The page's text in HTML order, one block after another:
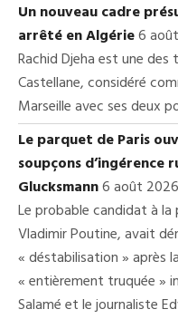
Un nouveau cadre
arrêté en Algérie6
Rachid Djeha est une
Castellane, considéré
Marseille avec ses deux
Le parquet de Paris
soupçons d’ingérence
Glucksmann6 août 2026
Le probable candidat à
Vladimir Poutine, avait
« déstabilisation » après
« entièrement truquée »
Salamé et le journaliste